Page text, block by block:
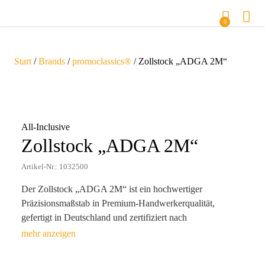
0
Start /Brands /promoclassics® / Zollstock „ADGA 2M“
All-Inclusive
Zollstock „ADGA 2M“
Artikel-Nr.: 1032500
Der Zollstock „ADGA 2M“ ist ein hochwertiger
Präzisionsmaßstab in Premium-Handwerkerqualität,
gefertigt in Deutschland und zertifiziert nach
Genauigkeitsklasse 3. Dieses exzellente Messwerkzeug